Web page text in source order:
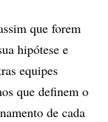
que forem
hipótese e
equipes
que definem o
de cada